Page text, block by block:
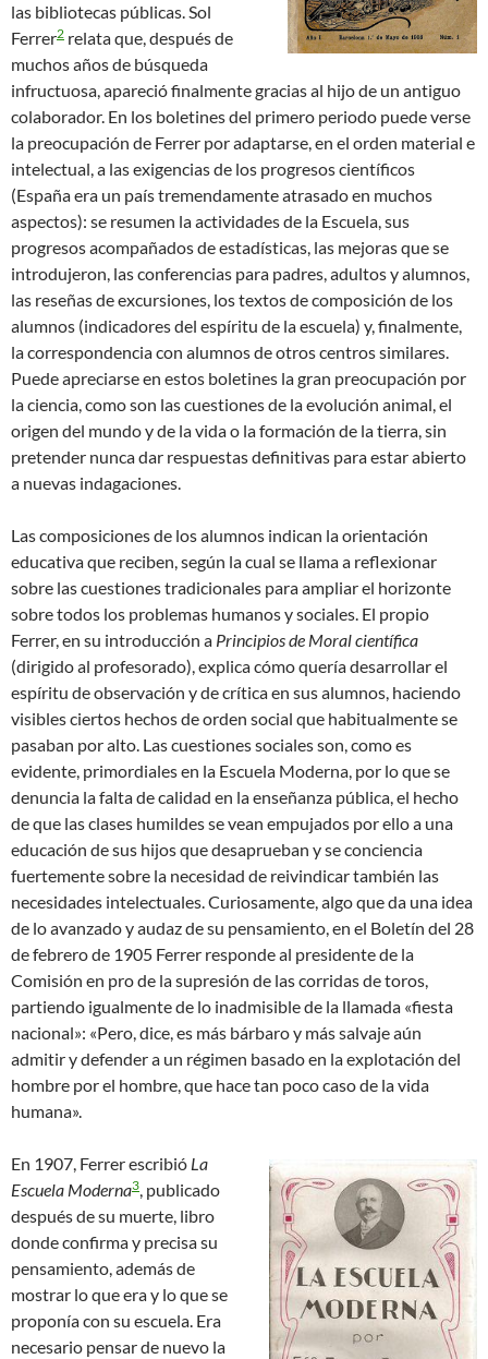
las bibliotecas públicas. Sol
Ferrer2 relata que, después de
muchos años de búsqueda
infructuosa, apareció finalmente gracias al hijo de un antiguo
colaborador. En los boletines del primero periodo puede verse
la preocupación de Ferrer por adaptarse, en el orden material e
intelectual, a las exigencias de los progresos científicos
(España era un país tremendamente atrasado en muchos
aspectos): se resumen la actividades de la Escuela, sus
progresos acompañados de estadísticas, las mejoras que se
introdujeron, las conferencias para padres, adultos y alumnos,
las reseñas de excursiones, los textos de composición de los
alumnos (indicadores del espíritu de la escuela) y, finalmente,
la correspondencia con alumnos de otros centros similares.
Puede apreciarse en estos boletines la gran preocupación por
la ciencia, como son las cuestiones de la evolución animal, el
origen del mundo y de la vida o la formación de la tierra, sin
pretender nunca dar respuestas definitivas para estar abierto
a nuevas indagaciones.
Las composiciones de los alumnos indican la orientación
educativa que reciben, según la cual se llama a reflexionar
sobre las cuestiones tradicionales para ampliar el horizonte
sobre todos los problemas humanos y sociales. El propio
Ferrer, en su introducción a Principios de Moral científica
(dirigido al profesorado), explica cómo quería desarrollar el
espíritu de observación y de crítica en sus alumnos, haciendo
visibles ciertos hechos de orden social que habitualmente se
pasaban por alto. Las cuestiones sociales son, como es
evidente, primordiales en la Escuela Moderna, por lo que se
denuncia la falta de calidad en la enseñanza pública, el hecho
de que las clases humildes se vean empujados por ello a una
educación de sus hijos que desaprueban y se conciencia
fuertemente sobre la necesidad de reivindicar también las
necesidades intelectuales. Curiosamente, algo que da una idea
de lo avanzado y audaz de su pensamiento, en el Boletín del 28
de febrero de 1905 Ferrer responde al presidente de la
Comisión en pro de la supresión de las corridas de toros,
partiendo igualmente de lo inadmisible de la llamada «fiesta
nacional»: «Pero, dice, es más bárbaro y más salvaje aún
admitir y defender a un régimen basado en la explotación del
hombre por el hombre, que hace tan poco caso de la vida
humana».
En 1907, Ferrer escribió La
Escuela Moderna3, publicado
después de su muerte, libro
donde confirma y precisa su
pensamiento, además de
mostrar lo que era y lo que se
proponía con su escuela. Era
necesario pensar de nuevo la